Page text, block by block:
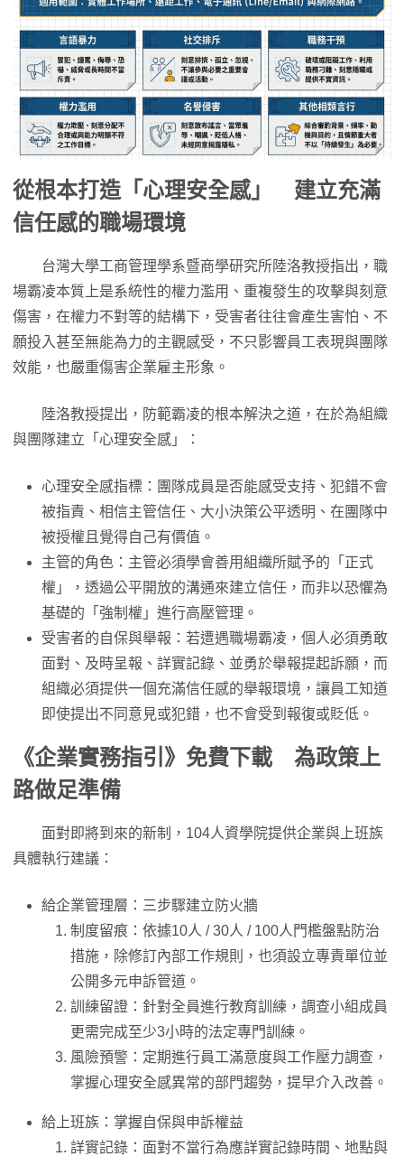
從根本打造「心理安全感」 建立充滿
信任感的職場環境
台灣大學工商管理學系暨商學研究所陸洛教授指出，職
場霸凌本質上是系統性的權力濫用、重複發生的攻擊與刻意
傷害，在權力不對等的結構下，受害者往往會產生害怕、不
願投入甚至無能為力的主觀感受，不只影響員工表現與團隊
效能，也嚴重傷害企業雇主形象。
陸洛教授提出，防範霸凌的根本解決之道，在於為組織
與團隊建立「心理安全感」：
心理安全感指標：團隊成員是否能感受支持、犯錯不會
被指責、相信主管信任、大小決策公平透明、在團隊中
被授權且覺得自己有價值。
主管的角色：主管必須學會善用組織所賦予的「正式
權」，透過公平開放的溝通來建立信任，而非以恐懼為
基礎的「強制權」進行高壓管理。
受害者的自保與舉報：若遭遇職場霸凌，個人必須勇敢
面對、及時呈報、詳實記錄、並勇於舉報提起訴願，而
組織必須提供一個充滿信任感的舉報環境，讓員工知道
即使提出不同意見或犯錯，也不會受到報復或貶低。
《企業實務指引》免費下載 為政策上
路做足準備
面對即將到來的新制，104人資學院提供企業與上班族
具體執行建議：
給企業管理層：三步驟建立防火牆
制度留痕：依據10人 / 30人 / 100人門檻盤點防治
措施，除修訂內部工作規則，也須設立專責單位並
公開多元申訴管道。
訓練留證：針對全員進行教育訓練，調查小組成員
更需完成至少3小時的法定專門訓練。
風險預警：定期進行員工滿意度與工作壓力調查，
掌握心理安全感異常的部門趨勢，提早介入改善。
給上班族：掌握自保與申訴權益
詳實記錄：面對不當行為應詳實記錄時間、地點與